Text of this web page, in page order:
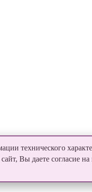
технического
Вы даете согласие